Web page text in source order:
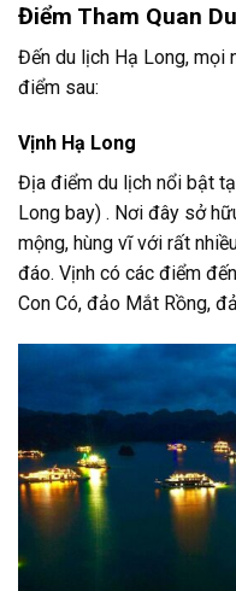
Điểm Tham Quan
Đến du lịch Hạ Long, mọi
điểm sau:
Vịnh Hạ Long
Địa điểm du lịch nổi bật
Long bay) . Nơi đây sở
mộng, hùng vĩ với rất
đáo. Vịnh có các điểm
Con Có, đảo Mắt Rồng,